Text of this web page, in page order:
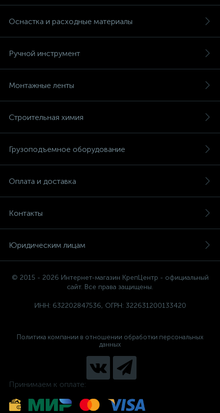
Оснастка и расходные материалы
Ручной инструмент
Монтажные ленты
Строительная химия
Грузоподъемное оборудование
Оплата и доставка
Контакты
Юридическим лицам
© 2015 - 2026 Интернет-магазин КрепЦентр - официальный
сайт. Все права защищены.
ИНН: 632202847536, ОГРН: 322631200133420
Политика компании в отношении обработки персональных
данных
Принимаем к оплате: